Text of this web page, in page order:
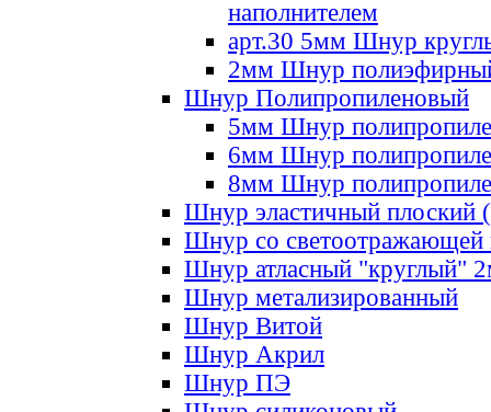
наполнителем
арт.30 5мм Шнур
2мм Шнур
Шнур Полипропиленовый
5мм Шнур
6мм Шнур
8мм Шнур
Шнур эластичный плоский
Шнур со светоотражающей
Шнур атласный "круглый"
Шнур метализированный
Шнур Витой
Шнур Акрил
Шнур ПЭ